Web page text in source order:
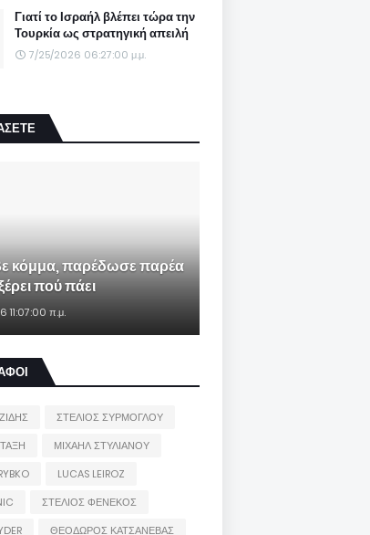
Γιατί το Ισραήλ βλέπει τώρα την
Τουρκία ως στρατηγική απειλή
7/25/2026 06:27:00 μ.μ.
κόμμα, παρέδωσε παρέα
πού πάει
11:07:00 π.μ.
ΣΤΕΛΙΟΣ ΣΥΡΜΟΓΛΟΥ
ΜΙΧΑΗΛ ΣΤΥΛΙΑΝΟΥ
LUCAS LEIROZ
ΣΤΕΛΙΟΣ ΦΕΝΕΚΟΣ
ΘΕΟΔΩΡΟΣ ΚΑΤΣΑΝΕΒΑΣ